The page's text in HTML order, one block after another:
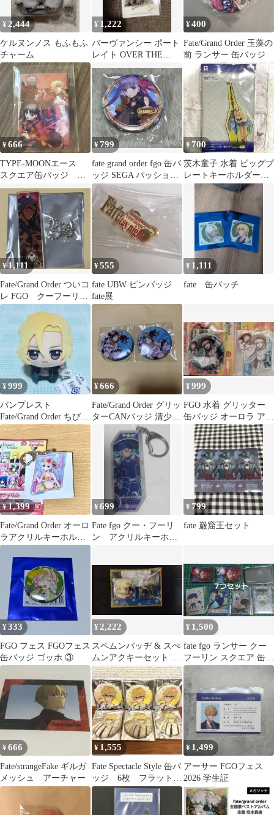
¥ 2,444
ケルヌンノス もふもふ
チャーム
¥ 1,222
バーヴァンシー ポート
レイト OVER THE
SAME SKY FGO
¥400
Fate/Grand Order 玉藻の
前 ランサー 缶バッジ
¥666
TYPE-MOONエース
スクエア缶バッジ 遠
坂凛 ネロ アーチャ
ー
¥799
fate grand order fgo 缶バ
ッジ SEGA パッション
リップ
¥ 700
茨木童子 水着 ビッグプ
レートキーホルダー
FGO アクリル
¥1,111
Fate/Grand Order ついコ
レ FGO クーフーリ
ン アクキー
¥555
fate UBW ピンバッジ
fate展
¥ 1,111
fate 缶バッチ
¥999
バンプレスト
Fate/Grand Order ちびぐ
るみvol.7 デイビット
¥666
Fate/Grand Order グリッ
ターCANバッジ 清少納
¥999
FGO 水着 グリッター
缶バッジ オーロラ アク
キー アナスタシア
¥1,399
Fate/Grand Order オーロ
ラアクリルキーホルダ
ー カーマ
¥699
Fate fgo クー・フーリ
ン アクリルキーホル
¥ 799
fate 巌窟王セット
¥333
FGO フェス FGOフェス
缶バッジ ゴッホ ③
¥ 2,222
スペムンバッヂ & スぺ
ムンアクキーセット ア
ルクェイド ファンタズ
ムーン
¥ 1,500
fate fgo ランサー クー
フーリン スクエア 缶バ
ッジ
¥666
Fate/strangeFake ギルガ
メッシュ アーチャー
¥ 1,555
Fate Spectacle Style 缶バ
ッジ 6枚 フラット
②
¥ 1,499
アーサー FGOフェス
2026 学生証